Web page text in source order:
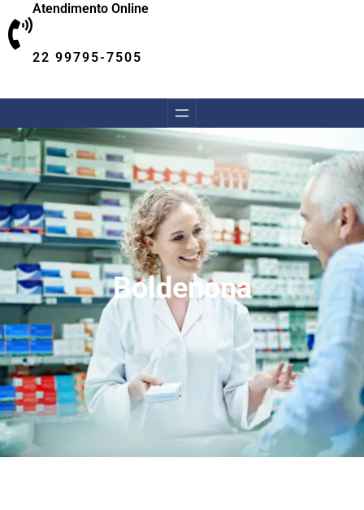
Atendimento Online
22 99795-7505
Boldenona